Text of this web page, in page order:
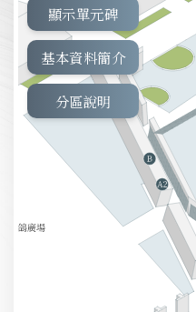
顯示單元碑
基本資料簡介
分區說明